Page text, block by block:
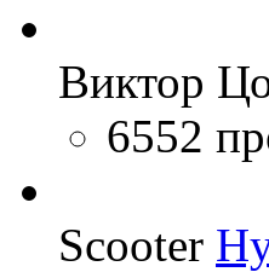
Виктор
6552
Scooter